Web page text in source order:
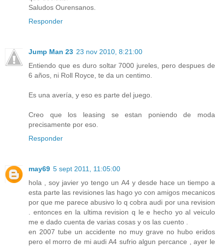
Saludos Ourensanos.
Responder
Jump Man 23 23 nov 2010, 8:21:00
Entiendo que es duro soltar 7000 jureles, pero despues de
6 años, ni Roll Royce, te da un centimo.
Es una avería, y eso es parte del juego.
Creo que los leasing se estan poniendo de moda
precisamente por eso.
Responder
may69 5 sept 2011, 11:05:00
hola , soy javier yo tengo un A4 y desde hace un tiempo a
esta parte las revisiones las hago yo con amigos mecanicos
por que me parece abusivo lo q cobra audi por una revision
. entonces en la ultima revision q le e hecho yo al veiculo
me e dado cuenta de varias cosas y os las cuento .
en 2007 tube un accidente no muy grave no hubo eridos
pero el morro de mi audi A4 sufrio algun percance , ayer le